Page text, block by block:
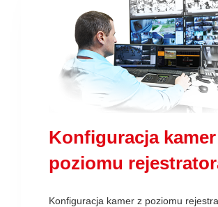
Konfiguracja
poziomu
Konfiguracja kamer z poziomu